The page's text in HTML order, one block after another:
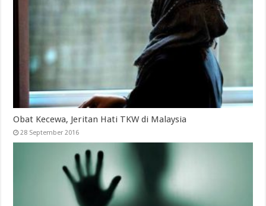
Obat Kecewa, Jeritan Hati TKW di Malaysia
28 September 2016